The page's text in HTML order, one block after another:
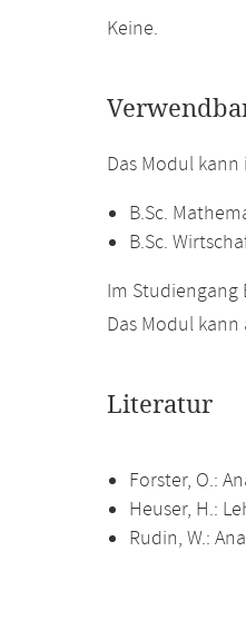
Keine.
Das Modul
B.Sc.
B.Sc.
Im Studiengang
Das Modul
Literatur
Forster, O.:
Heuser, H.:
Rudin, W.: